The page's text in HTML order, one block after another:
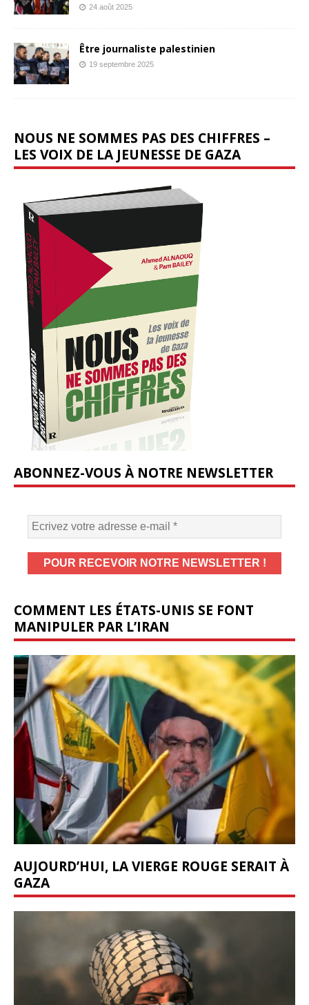
24 août 2025
Être journaliste palestinien
19 septembre 2025
NOUS NE SOMMES PAS DES CHIFFRES –
LES VOIX DE LA JEUNESSE DE GAZA
ABONNEZ-VOUS À NOTRE NEWSLETTER
COMMENT LES ÉTATS-UNIS SE FONT
MANIPULER PAR L’IRAN
AUJOURD’HUI, LA VIERGE ROUGE SERAIT À
GAZA